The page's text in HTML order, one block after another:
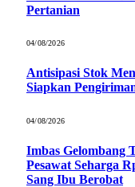
Pertanian
04/08/2026
Antisipasi Stok
Siapkan
04/08/2026
Imbas Gelombang
Pesawat Seharga
Sang Ibu Berobat